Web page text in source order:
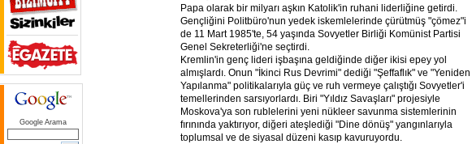
Google Arama
Papa olarak bir milyarı aşkın Katolik'in ruhani liderliğine getirdi.
Gençliğini Politbüro'nun yedek iskemlelerinde çürütmüş "çömez"i
de 11 Mart 1985'te, 54 yaşında Sovyetler Birliği Komünist Partisi
Genel Sekreterliği'ne seçtirdi.
Kremlin'in genç lideri işbaşına geldiğinde diğer ikisi epey yol
almışlardı. Onun "İkinci Rus Devrimi" dediği "Şeffaflık" ve "Yeniden
Yapılanma" politikalarıyla güç ve ruh vermeye çalıştığı Sovyetler'i
temellerinden sarsıyorlardı. Biri "Yıldız Savaşları" projesiyle
Moskova'ya son rublelerini yeni nükleer savunma sistemlerinin
fırınında yaktırıyor, diğeri ateşlediği "Dine dönüş" yangınlarıyla
toplumsal ve de siyasal düzeni kasıp kavuruyordu.